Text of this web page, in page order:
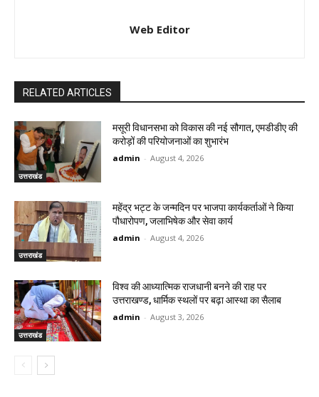
Web Editor
RELATED ARTICLES
उत्तराखंड
मसूरी विधानसभा को विकास की नई सौगात, एमडीडीए की
करोड़ों की परियोजनाओं का शुभारंभ
admin - August 4, 2026
उत्तराखंड
महेंद्र भट्ट के जन्मदिन पर भाजपा कार्यकर्ताओं ने किया
पौधारोपण, जलाभिषेक और सेवा कार्य
admin - August 4, 2026
उत्तराखंड
विश्व की आध्यात्मिक राजधानी बनने की राह पर
उत्तराखण्ड, धार्मिक स्थलों पर बढ़ा आस्था का सैलाब
admin - August 3, 2026